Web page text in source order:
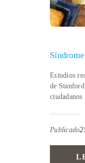
Estudios
de
Publicado